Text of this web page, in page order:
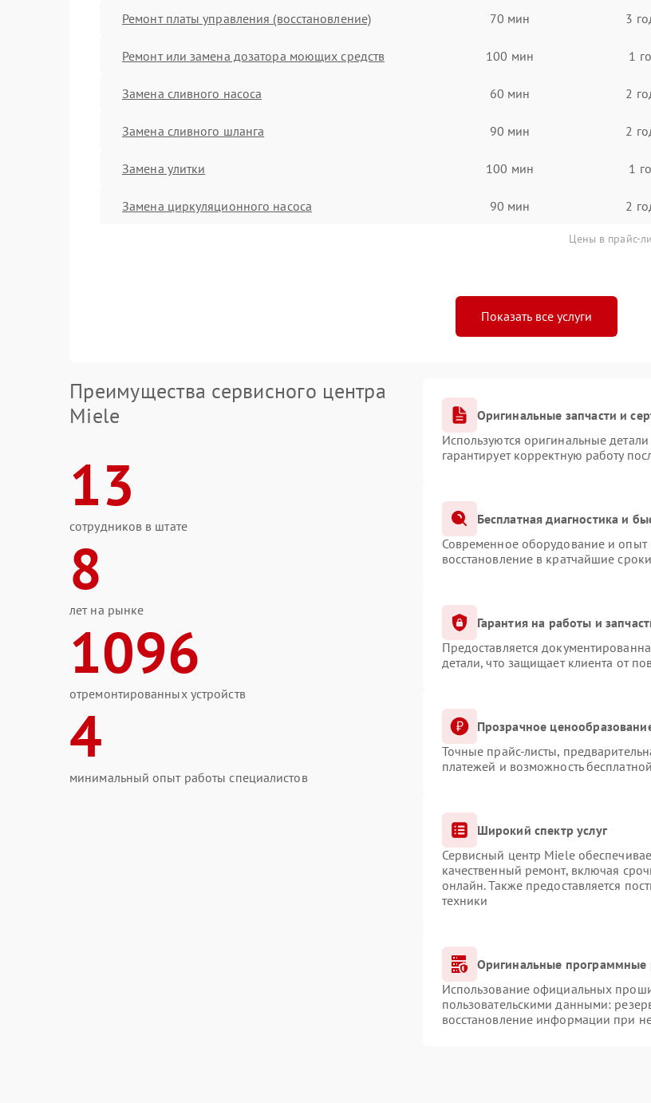
Ремонт платы управления (восстановление) 70 мин 3
Ремонт или замена дозатора моющих средств 100 мин 1
Замена сливного насоса 60 мин 2
Замена сливного шланга 90 мин 2
Замена улитки 100 мин 1
Замена циркуляционного насоса 90 мин 2
Цены в прайс-
Показать все услуги
Преимущества сервисного центра
Miele
13
сотрудников в штате
8
лет на рынке
1096
отремонтированных устройств
4
минимальный опыт работы специалистов
Оригинальные запчасти и
Используются оригинальные
гарантирует корректную работу
Бесплатная диагностика и
Современное оборудование и опыт
восстановление в кратчайшие
Гарантия на работы и
Предоставляется
детали, что защищает клиента от
Прозрачное
Точные прайс-листы,
платежей и возможность
Широкий спектр услуг
Сервисный центр Miele
качественный ремонт, включая
онлайн. Также предоставляется
техники
Оригинальные программные
Использование официальных
пользовательскими данными:
восстановление информации при